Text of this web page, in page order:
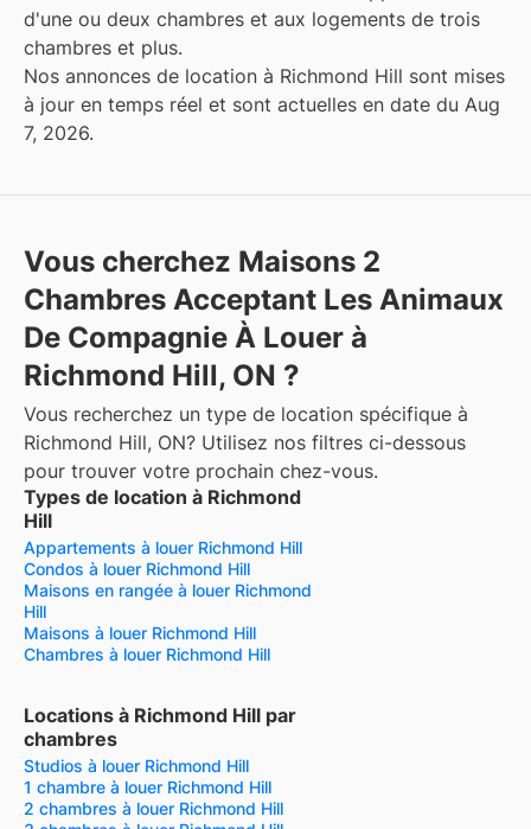
d'une ou deux chambres et aux logements de trois
chambres et plus.
Nos annonces de location à Richmond Hill sont mises
à jour en temps réel et sont actuelles en date du Aug
7, 2026.
Vous cherchez Maisons 2
Chambres Acceptant Les Animaux
De Compagnie À Louer à
Richmond Hill, ON ?
Vous recherchez un type de location spécifique à
Richmond Hill, ON? Utilisez nos filtres ci-dessous
pour trouver votre prochain chez-vous.
Types de location à Richmond
Hill
Appartements à louer Richmond Hill
Condos à louer Richmond Hill
Maisons en rangée à louer Richmond
Hill
Maisons à louer Richmond Hill
Chambres à louer Richmond Hill
Locations à Richmond Hill par
chambres
Studios à louer Richmond Hill
1 chambre à louer Richmond Hill
2 chambres à louer Richmond Hill